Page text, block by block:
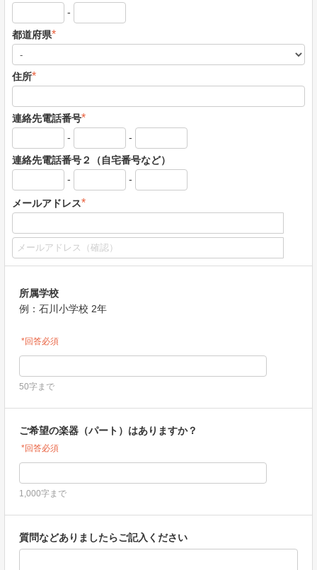
-
都道府県*
住所*
連絡先電話番号*
- -
連絡先電話番号２（自宅番号など）
-
-
メールアドレス*
所属学校
例：石川小学校 2年
*回答必須
50字まで
ご希望の楽器（パート）はありますか？
*回答必須
1,000字まで
質問などありましたらご記入ください